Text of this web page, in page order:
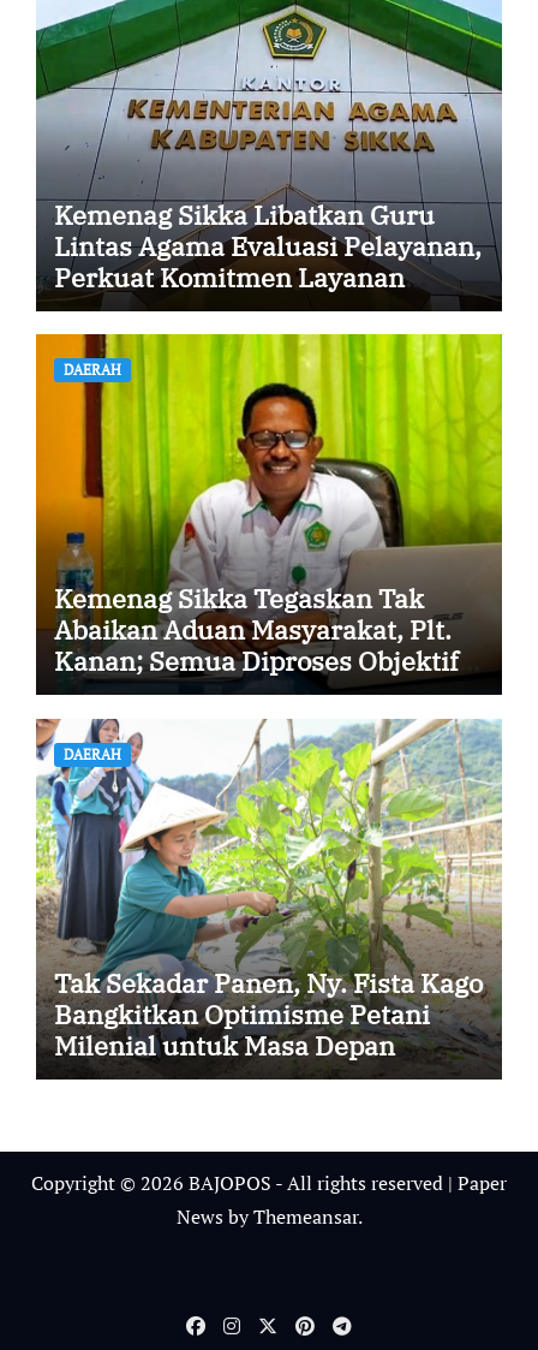
Kemenag Sikka Libatkan Guru
Lintas Agama Evaluasi Pelayanan,
Perkuat Komitmen Layanan
Profesional dan Humanis
DAERAH
Kemenag Sikka Tegaskan Tak
Abaikan Aduan Masyarakat, Plt.
Kanan; Semua Diproses Objektif
dan Transparan
DAERAH
Tak Sekadar Panen, Ny. Fista Kago
Bangkitkan Optimisme Petani
Milenial untuk Masa Depan
Ketahanan Pangan Sikka
Copyright © 2026 BAJOPOS - All rights reserved | Paper
NewsbyThemeansar.